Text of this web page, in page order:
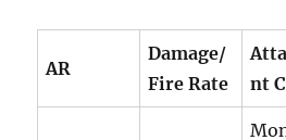
AR
Damage/
Fire Rate
nt